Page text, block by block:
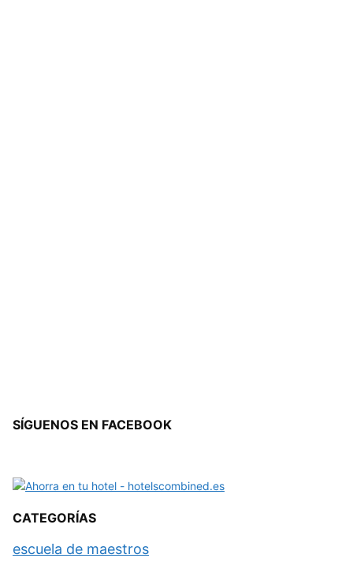
SÍGUENOS EN FACEBOOK
CATEGORÍAS
escuela de maestros